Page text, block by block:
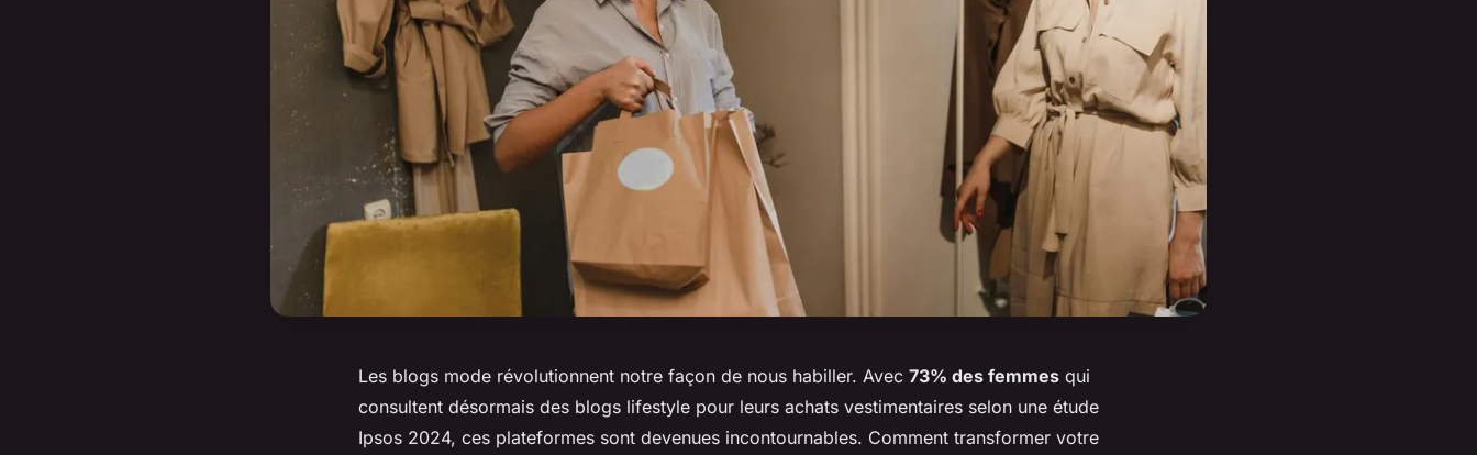
Les blogs mode révolutionnent notre façon de nous habiller. Avec 73% des femmes qui
consultent désormais des blogs lifestyle pour leurs achats vestimentaires selon une étude
Ipsos 2024, ces plateformes sont devenues incontournables. Comment transformer votre